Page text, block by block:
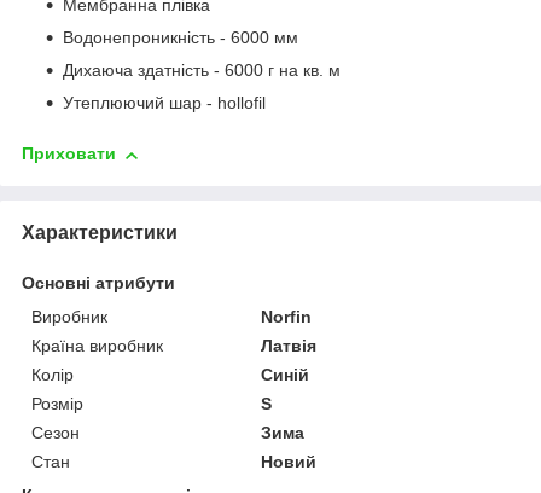
Мембранна плівка
Водонепроникність - 6000 мм
Дихаюча здатність - 6000 г на кв. м
Утеплюючий шар - hollofil
Приховати
Характеристики
Основні атрибути
Виробник
Norfin
Країна виробник
Латвія
Колір
Синій
Розмір
S
Сезон
Зима
Стан
Новий